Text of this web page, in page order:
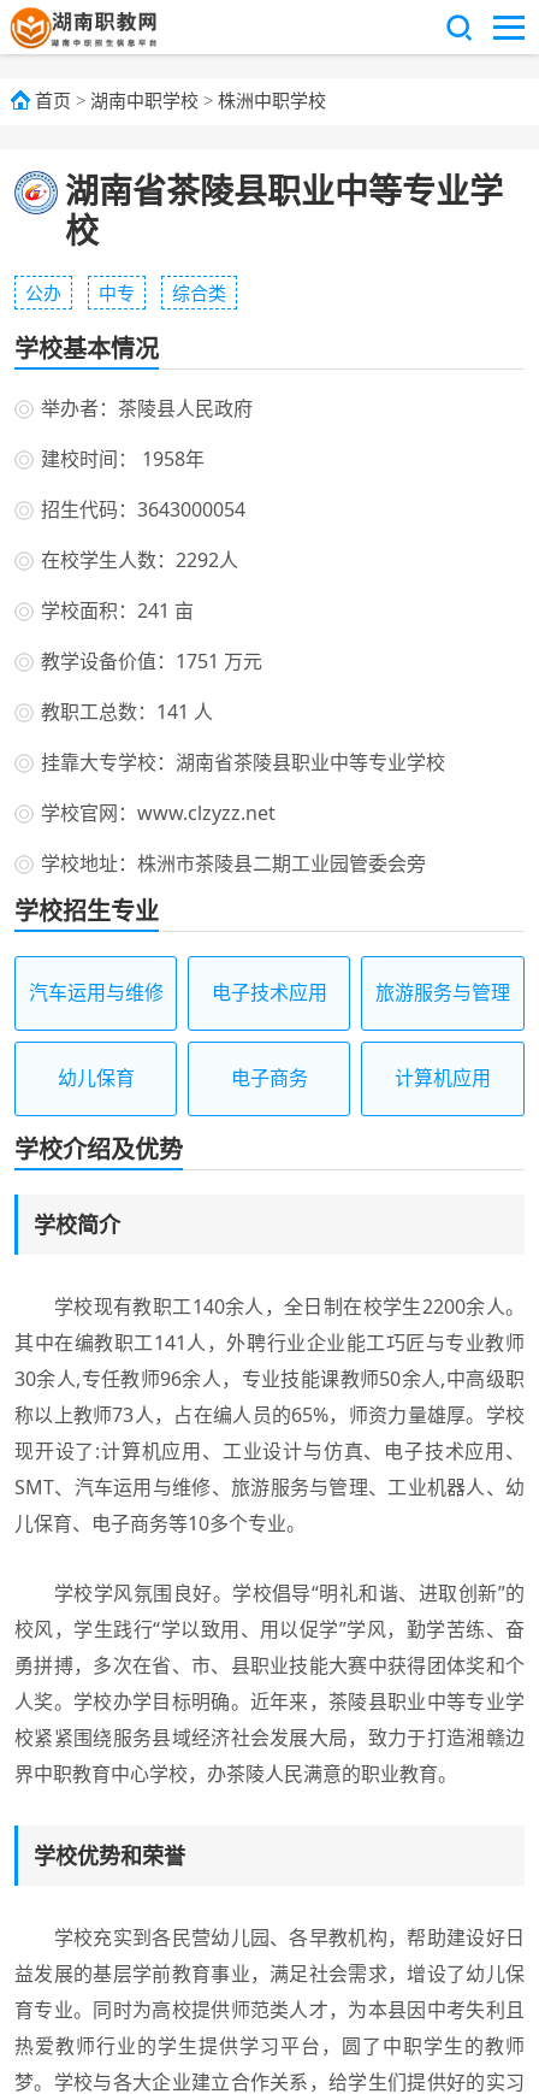
首页 > 湖南中职学校 > 株洲中职学校
湖南省茶陵县职业中等专业学
校
公办 中专 综合类
学校基本情况
举办者：茶陵县人民政府
建校时间： 1958年
招生代码：3643000054
在校学生人数：2292人
学校面积：241 亩
教学设备价值：1751 万元
教职工总数：141 人
挂靠大专学校：湖南省茶陵县职业中等专业学校
学校官网：www.clzyzz.net
学校地址：株洲市茶陵县二期工业园管委会旁
学校招生专业
汽车运用与维修 电子技术应用 旅游服务与管理
幼儿保育 电子商务 计算机应用
学校介绍及优势
学校简介
学校现有教职工140余人，全日制在校学生2200余人。
其中在编教职工141人，外聘行业企业能工巧匠与专业教师
30余人,专任教师96余人，专业技能课教师50余人,中高级职
称以上教师73人，占在编人员的65%，师资力量雄厚。学校
现开设了:计算机应用、工业设计与仿真、电子技术应用、
SMT、汽车运用与维修、旅游服务与管理、工业机器人、幼
儿保育、电子商务等10多个专业。
学校学风氛围良好。学校倡导“明礼和谐、进取创新”的
校风，学生践行“学以致用、用以促学”学风，勤学苦练、奋
勇拼搏，多次在省、市、县职业技能大赛中获得团体奖和个
人奖。学校办学目标明确。近年来，茶陵县职业中等专业学
校紧紧围绕服务县域经济社会发展大局，致力于打造湘赣边
界中职教育中心学校，办茶陵人民满意的职业教育。
学校优势和荣誉
学校充实到各民营幼儿园、各早教机构，帮助建设好日
益发展的基层学前教育事业，满足社会需求，增设了幼儿保
育专业。同时为高校提供师范类人才，为本县因中考失利且
热爱教师行业的学生提供学习平台，圆了中职学生的教师
梦。学校与各大企业建立合作关系，给学生们提供好的实习